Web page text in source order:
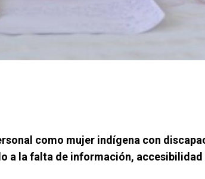
como mujer indígena con
a la falta de información,